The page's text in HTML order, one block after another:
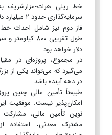
سرمایه‌گذاری حدود ۲ میلیارد دلار است.
فاز دوم نیز شامل احداث
دلار خواهد بود.
می‌گیرد که می‌تواند یکی از
در دهه آینده باشد.
طبیعتاً تأمین مالی چنین
امکان‌پذیر نیست. موفقیت
نوین تأمین مالی،
مشترک معدنی، استفاده